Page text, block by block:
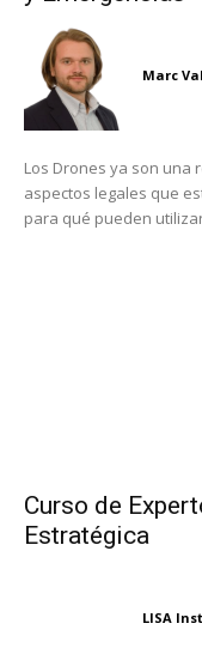
Marc
Los Drones ya son una
aspectos legales que
para qué pueden
Curso de
Estratégica
LISA